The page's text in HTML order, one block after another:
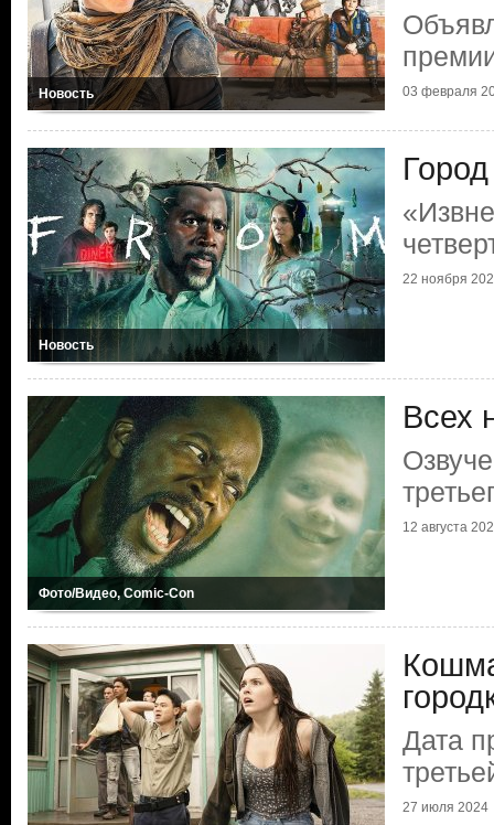
Новость 03 февраля
Новость
22 ноября
Фото/Видео, Comic-Con
Всех
12 августа
Дата
27 июля 2024